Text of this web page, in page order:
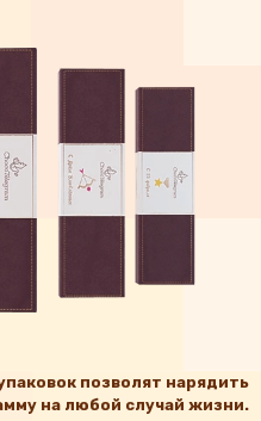
позволят нарядить
на любой случай жизни.